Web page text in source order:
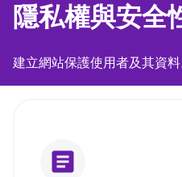
隱私權與安全
建立網站保護使用者及其資料
article